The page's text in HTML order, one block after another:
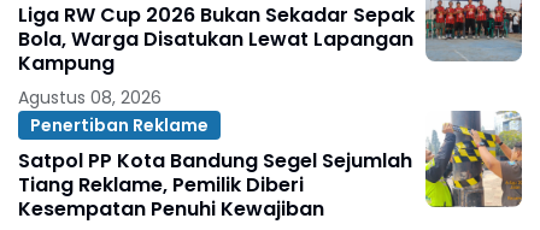
Liga RW Cup 2026 Bukan Sekadar Sepak
Bola, Warga Disatukan Lewat Lapangan
Kampung
Agustus 08, 2026
Penertiban Reklame
Satpol PP Kota Bandung Segel Sejumlah
Tiang Reklame, Pemilik Diberi
Kesempatan Penuhi Kewajiban